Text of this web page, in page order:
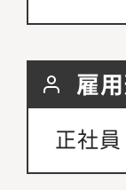
雇
正社員